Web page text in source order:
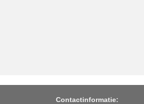
Contactinformatie: